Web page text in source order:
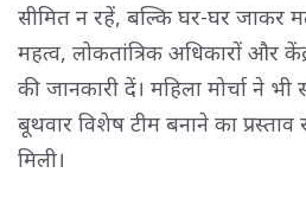
सीमित न रहें, बल्कि घर-घर जाकर
महत्व, लोकतांत्रिक अधिकारों और
की जानकारी दें। महिला मोर्चा ने
बूथवार विशेष टीम बनाने का
मिली।